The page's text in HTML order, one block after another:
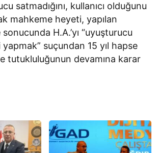
satmadığını, kullanıcı olduğunu
mahkeme heyeti, yapılan
H.A.’yı “uyuşturucu
suçundan 15 yıl hapse
tutukluluğunun devamına karar